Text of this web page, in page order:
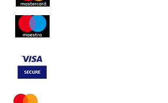
i development: